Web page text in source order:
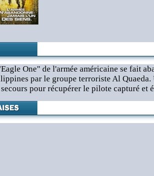
One" de l'armée américaine se fait
par le groupe terroriste Al
pour récupérer le pilote capturé et